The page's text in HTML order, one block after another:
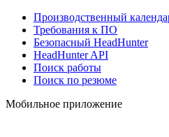
Производственный
Требования к ПО
Безопасный HeadHunter
HeadHunter API
Поиск работы
Поиск по резюме
Мобильное приложение